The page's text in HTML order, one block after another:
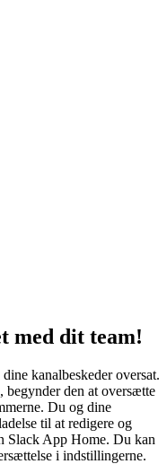
med dit team!
kanalbeskeder oversat.
den at oversætte
Du og dine
til at redigere og
Slack App Home. Du kan
i indstillingerne.